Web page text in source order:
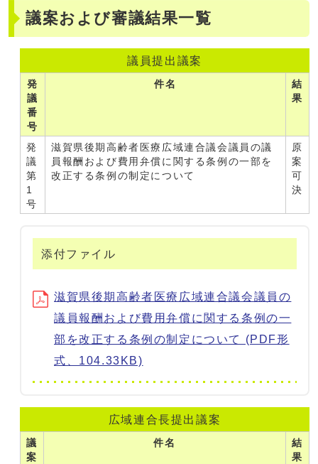
議案および審議結果一覧
議員提出議案
発
議
番
号
件名
結
果
発
議
第
1
号
滋賀県後期高齢者医療広域連合議会議員の議
員報酬および費用弁償に関する条例の一部を
改正する条例の制定について
原
案
可
決
添付ファイル
滋賀県後期高齢者医療広域連合議会議員の
議員報酬および費用弁償に関する条例の一
部を改正する条例の制定について (PDF形
式、104.33KB)
広域連合長提出議案
議
案
件名
結
果